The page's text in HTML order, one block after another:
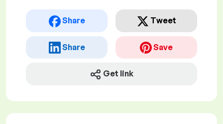
Share Tweet
Share Save
Get link